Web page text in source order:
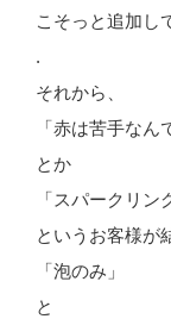
こそっと追加し
.
それから、
「赤は苦手なん
とか
「スパークリン
というお客様が
「泡のみ」
と